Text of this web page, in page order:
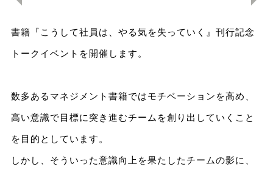
書籍『こうして社員は、やる気を失っていく』刊行記念
トークイベントを開催します。
数多あるマネジメント書籍ではモチベーションを高め、
高い意識で目標に突き進むチームを創り出していくこと
を目的としています。
しかし、そういった意識向上を果たしたチームの影に、